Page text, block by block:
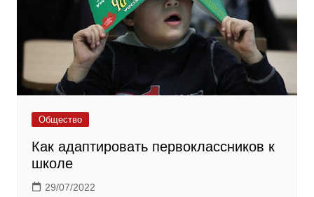
Общество
Как адаптировать первоклассников к
школе
29/07/2022